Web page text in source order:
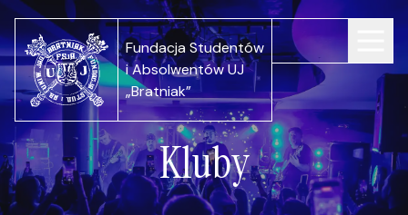
Fundacja Studentów
i Absolwentów UJ
„Bratniak”
Kluby